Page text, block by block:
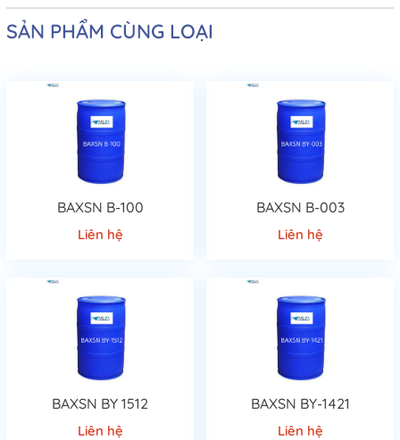
SẢN PHẨM CÙNG LOẠI
BAXSN B-100
Liên hệ
BAXSN B-003
Liên hệ
BAXSN BY 1512
Liên hệ
BAXSN BY-1421
Liên hệ